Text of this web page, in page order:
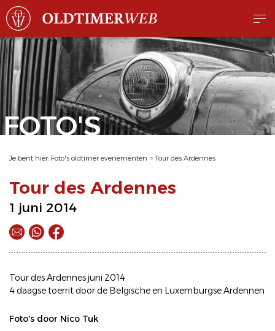
FOTO'S
Je bent hier: Foto's oldtimer evenementen > Tour des Ardennes
Tour des Ardennes
1 juni 2014
Tour des Ardennes juni 2014
4 daagse toerrit door de Belgische en Luxemburgse Ardennen
Foto's door Nico Tuk